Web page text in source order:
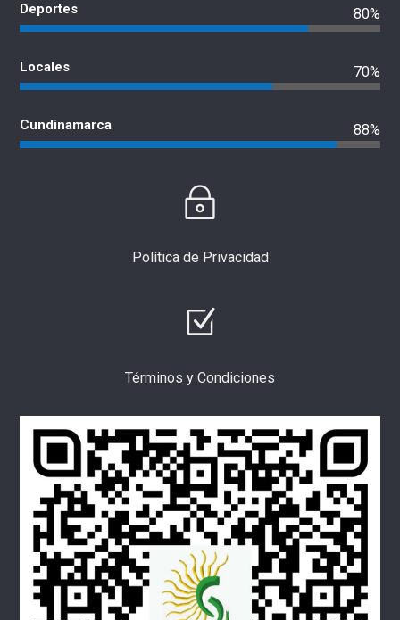
Deportes 80%
Locales 70%
Cundinamarca 88%
Política de Privacidad
Términos y Condiciones